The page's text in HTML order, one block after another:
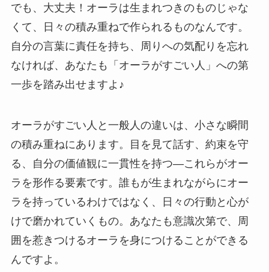
でも、大丈夫！オーラは生まれつきのものじゃな
くて、日々の積み重ねで作られるものなんです。
自分の言葉に責任を持ち、周りへの気配りを忘れ
なければ、あなたも「オーラがすごい人」への第
一歩を踏み出せますよ♪
オーラがすごい人と一般人の違いは、小さな瞬間
の積み重ねにあります。目を見て話す、約束を守
る、自分の価値観に一貫性を持つ—これらがオー
ラを形作る要素です。誰もが生まれながらにオー
ラを持っているわけではなく、日々の行動と心が
けで磨かれていくもの。あなたも意識次第で、周
囲を惹きつけるオーラを身につけることができる
んですよ。